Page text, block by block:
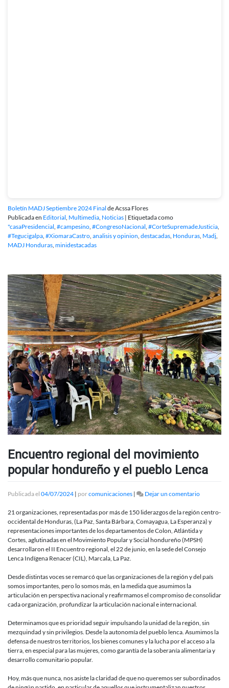
Boletín MADJ Septiembre 2024 Final de Acssa Flores
Publicada en Editorial Multimedia Noticias | Etiquetada como
"casaPresidencial #campesino #CongresoNacional #CorteSupremadeJusticia
#Tegucigalpa #XiomaraCastro analisis y opinion destacadas Honduras Madj
MADJ Honduras minidestacadas
Encuentro regional del movimiento
popular hondureño y el pueblo Lenca
Publicada el 04/07/2024 | porcomunicaciones | Dejar un comentarioen
regional
del
popular
pueblo
21 organizaciones, representadas por más de 150 liderazgos de la región centro-
occidental de Honduras, (La Paz, Santa Bárbara, Comayagua, La Esperanza) y
representaciones importantes de los departamentos de Colon, Atlántida y
Cortes, aglutinadas en el Movimiento Popular y Social hondureño (MPSH)
desarrollaron el II Encuentro regional, el 22 de junio, en la sede del Consejo
Lenca Indígena Renacer (CIL), Marcala, La Paz.
Desde distintas voces se remarcó que las organizaciones de la región y del país
somos importantes, pero lo somos más, en la medida que asumimos la
articulación en perspectiva nacional y reafirmamos el compromiso de consolidar
cada organización, profundizar la articulación nacional e internacional.
Determinamos que es prioridad seguir impulsando la unidad de la región, sin
mezquindad y sin privilegios. Desde la autonomía del pueblo lenca. Asumimos la
defensa de nuestros territorios, los bienes comunes y la lucha por el acceso a la
tierra, en especial para las mujeres, como garantía de la soberanía alimentaria y
desarrollo comunitario popular.
Hoy, más que nunca, nos asiste la claridad de que no queremos ser subordinados